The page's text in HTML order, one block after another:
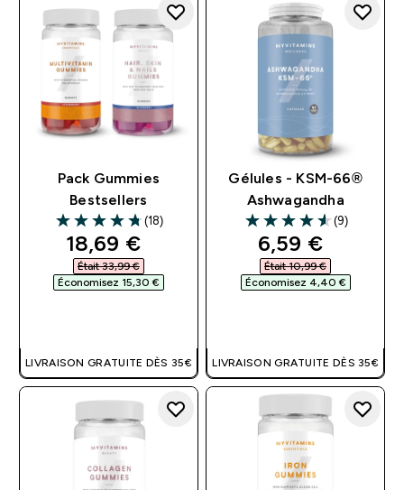
Pack Gummies
Bestsellers
4.72 out of 5 stars
(18)
discounted price
18,69 €‎
Était 33,99 €‎
Économisez 15,30 €‎
LIVRAISON GRATUITE DÈS 35€
Gélules - KSM-66®
Ashwagandha
4.56 out of 5 stars
(9)
discounted
6,59 €‎
Était 10,99 €‎
Économisez 4,40 €‎
LIVRAISON GRATUITE DÈS 35€